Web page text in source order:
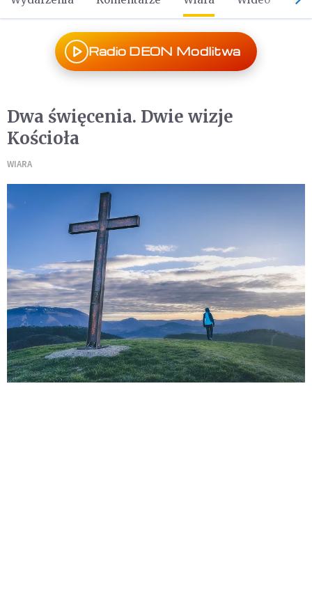
Radio DEON Modlitwa
Dwa święcenia. Dwie wizje
Kościoła
WIARA